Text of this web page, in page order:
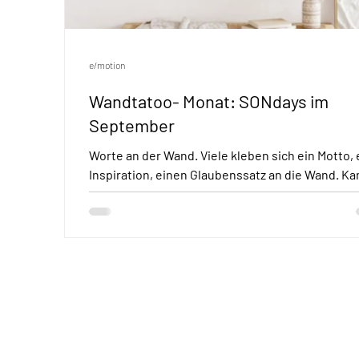
Wandtatoo- Monat: SONdays im
September
Worte an der Wand. Viele kleben sich ein Motto,
Inspiration, einen Glaubenssatz an die Wand.
man mögen oder nicht. Wir nehmen...
e/motion